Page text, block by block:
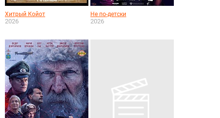
Хитрый Койот
2026
Не по-детски
2026